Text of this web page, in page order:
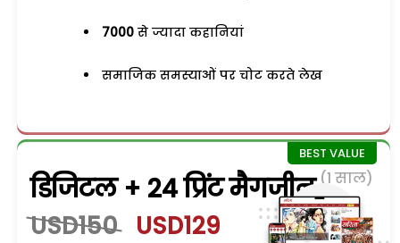
7000 से ज्यादा कहानियां
समाजिक समस्याओं पर चोट करते लेख
डिजिटल + 24 प्रिंट मैगजीन (1 साल)
USD150 USD129